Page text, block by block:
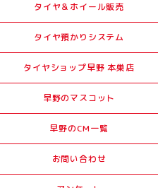
タイヤ＆ホイール販売
タイヤ預かりシステム
タイヤショップ早野 本巣店
早野のマスコット
早野のCM一覧
お問い合わせ